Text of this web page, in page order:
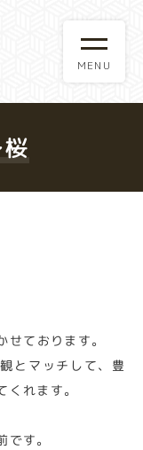
ております。
とマッチして、豊
れます。
す。